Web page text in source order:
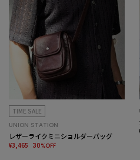
TIME SALE
UNION STATION
レザーライクミニショルダーバッグ
¥3,465 30%OFF